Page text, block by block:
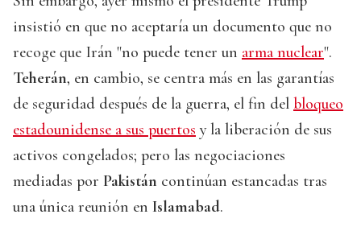
insistió en que no aceptaría un documento que no
recoge que Irán "no puede tener un arma nuclear".
Teherán, en cambio, se centra más en las garantías
de seguridad después de la guerra, el fin del bloqueo
estadounidense a sus puertos y la liberación de sus
activos congelados; pero las negociaciones
mediadas por Pakistán continúan estancadas tras
una única reunión en Islamabad.